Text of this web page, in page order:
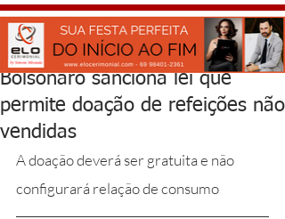
Bolsonaro sanciona lei que
permite doação de refeições não
vendidas
A doação deverá ser gratuita e não
configurará relação de consumo